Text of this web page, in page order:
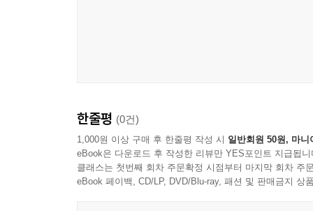
백일홍_1995
코스모스_1995
국화꽃_2005
맷돌호박_2000
--- p.109 「황금빛 기다림」 중에서
몸 안의 수분을 다 비워 내고
가장 가벼운 몸이 되었을 때
한줄평 (0건)
1,000원 이상 구매 후 한줄평 작성 시 일반회원 50원, 마니
eBook은 다운로드 후 작성한 리뷰만 YES포인트 지급됩니
클래스는 첫번째 회차 주문확정 시점부터 마지막 회차 주
eBook 페이백, CD/LP, DVD/Blu-ray, 패션 및 판매금지 상